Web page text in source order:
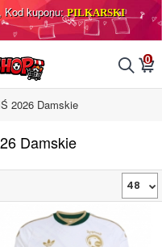
Kod kuponu:PILKARSKI
󰂨 0
󰃦
2026 Damskie
Damskie